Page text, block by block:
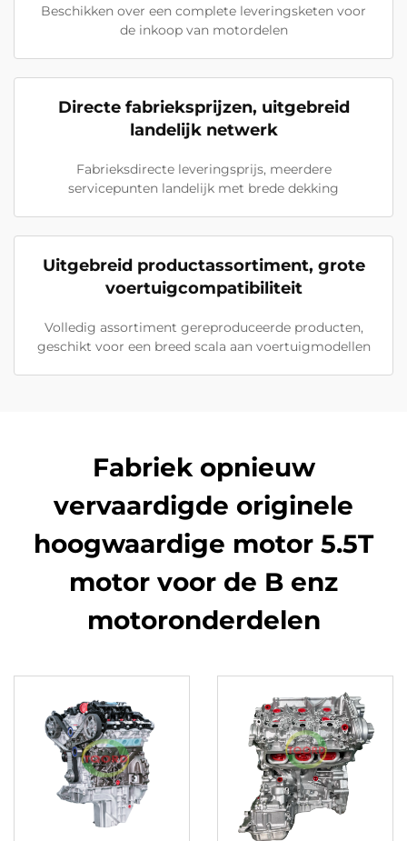
Beschikken over een complete leveringsketen voor
de inkoop van motordelen
Directe fabrieksprijzen, uitgebreid
landelijk netwerk
Fabrieksdirecte leveringsprijs, meerdere
servicepunten landelijk met brede dekking
Uitgebreid productassortiment, grote
voertuigcompatibiliteit
Volledig assortiment gereproduceerde producten,
geschikt voor een breed scala aan voertuigmodellen
Fabriek opnieuw
vervaardigde originele
hoogwaardige motor 5.5T
motor voor de B enz
motoronderdelen